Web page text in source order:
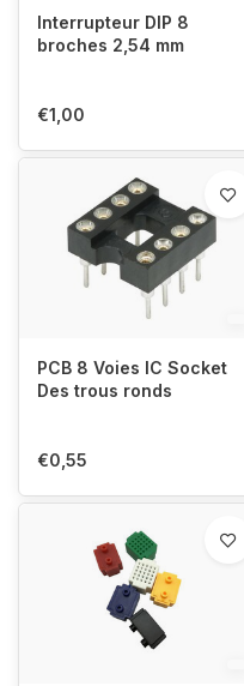
Interrupteur DIP 8
broches 2,54 mm
€1,00
PCB 8 Voies IC Socket
Des trous ronds
€0,55